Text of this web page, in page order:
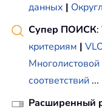
данных |
Супер ПОИСК:
критериям |
Многолистовой
соответствий ...
Расширенный